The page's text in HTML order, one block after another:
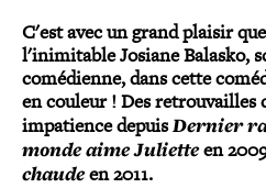
C'est avec un grand plaisir
l'inimitable Josiane Balasko,
comédienne, dans cette
en couleur ! Des retrouvailles
impatience depuisDernier
monde aime Julietteen
chaudeen 2011.